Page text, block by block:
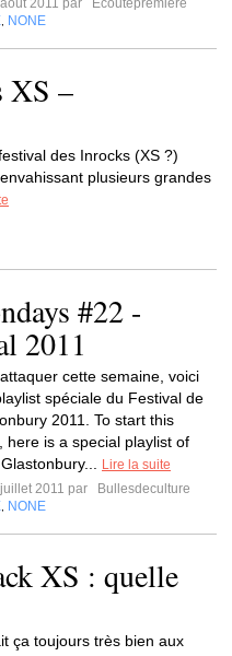
2011 par
Ecoutepremiere
NONE
XS –
des Inrocks (XS ?)
plusieurs grandes
#22 -
2011
cette semaine, voici
spéciale du Festival de
2011. To start this
here is a special playlist of
Lire la suite
2011 par
Bullesdeculture
NONE
XS : quelle
ça toujours très bien aux